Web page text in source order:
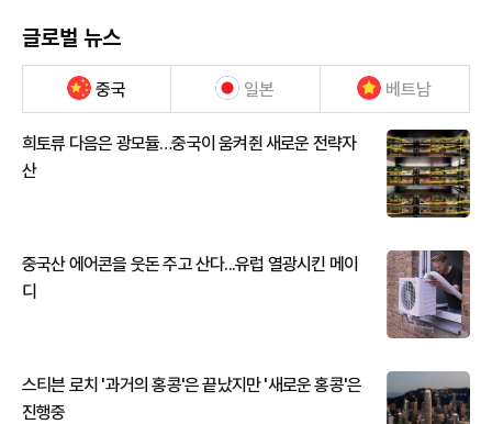
글로벌 뉴스
중국 일본 베트남
희토류 다음은 광모듈…중국이 움켜쥔 새로운 전략자
산
중국산 에어콘을 웃돈 주고 산다...유럽 열광시킨 메이
디
스티븐 로치 '과거의 홍콩'은 끝났지만 '새로운 홍콩'은
진행중